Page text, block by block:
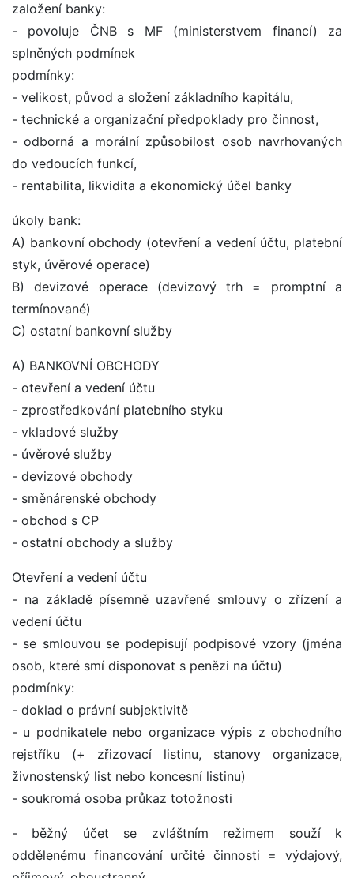
založení banky:
- povoluje ČNB s MF (ministerstvem financí) za
splněných podmínek
podmínky:
- velikost, původ a složení základního kapitálu,
- technické a organizační předpoklady pro činnost,
- odborná a morální způsobilost osob navrhovaných
do vedoucích funkcí,
- rentabilita, likvidita a ekonomický účel banky
úkoly bank:
A) bankovní obchody (otevření a vedení účtu, platební
styk, úvěrové operace)
B) devizové operace (devizový trh = promptní a
termínované)
C) ostatní bankovní služby
A) BANKOVNÍ OBCHODY
- otevření a vedení účtu
- zprostředkování platebního styku
- vkladové služby
- úvěrové služby
- devizové obchody
- směnárenské obchody
- obchod s CP
- ostatní obchody a služby
Otevření a vedení účtu
- na základě písemně uzavřené smlouvy o zřízení a
vedení účtu
- se smlouvou se podepisují podpisové vzory (jména
osob, které smí disponovat s penězi na účtu)
podmínky:
- doklad o právní subjektivitě
- u podnikatele nebo organizace výpis z obchodního
rejstříku (+ zřizovací listinu, stanovy organizace,
živnostenský list nebo koncesní listinu)
- soukromá osoba průkaz totožnosti
- běžný účet se zvláštním režimem souží k
oddělenému financování určité činnosti = výdajový,